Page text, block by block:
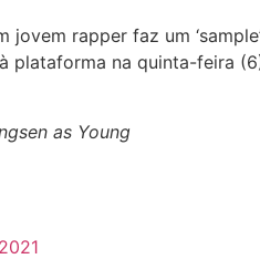
rapper faz um
plataforma na quinta-feira
as Young